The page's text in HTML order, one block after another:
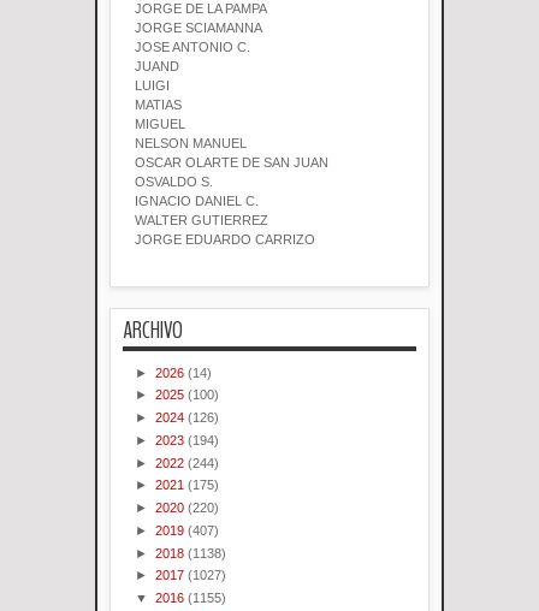
JORGE DE LA PAMPA
JORGE SCIAMANNA
JOSE ANTONIO C.
JUAND
LUIGI
MATIAS
MIGUEL
NELSON MANUEL
OSCAR OLARTE DE SAN JUAN
OSVALDO S.
IGNACIO DANIEL C.
WALTER GUTIERREZ
JORGE EDUARDO CARRIZO
ARCHIVO
► 2026 (14)
► 2025 (100)
► 2024 (126)
► 2023 (194)
► 2022 (244)
► 2021 (175)
► 2020 (220)
► 2019 (407)
► 2018 (1138)
► 2017 (1027)
▼ 2016 (1155)